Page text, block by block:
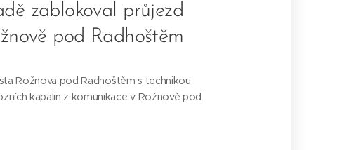
zablokoval průjezd
pod Radhoštěm
Rožnova pod Radhoštěm s technikou
kapalin z komunikace v Rožnově pod